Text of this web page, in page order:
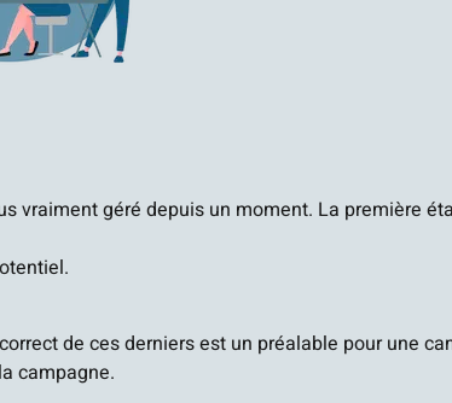
vraiment géré depuis un moment. La première
de ces derniers est un préalable pour une
campagne.